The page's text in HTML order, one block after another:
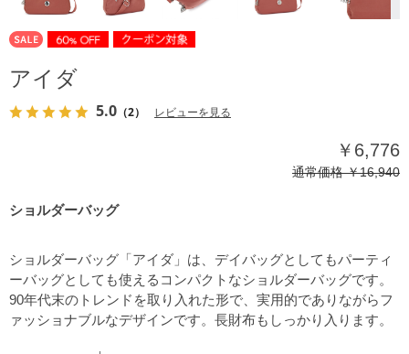
アイダ
5.0 （2） レビューを見る
ショルダーバッグ
￥6,776
通常価格￥16,940
ショルダーバッグ「アイダ」は、デイバッグとしてもパーティ
ーバッグとしても使えるコンパクトなショルダーバッグです。
90年代末のトレンドを取り入れた形で、実用的でありながらフ
ァッショナブルなデザインです。長財布もしっかり入ります。